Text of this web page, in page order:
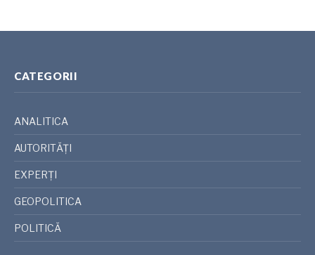
CATEGORII
ANALITICA
AUTORITĂȚI
EXPERȚI
GEOPOLITICA
POLITICĂ